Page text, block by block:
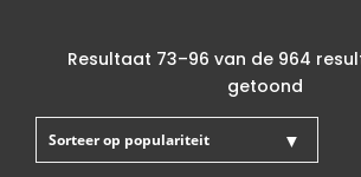
Resultaat 73–96 van de 964
getoond
op